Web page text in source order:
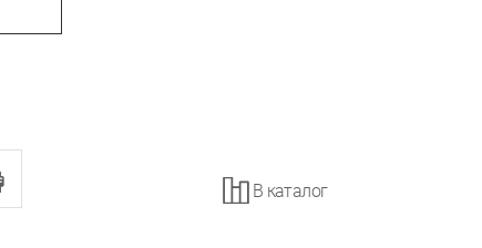
В каталог